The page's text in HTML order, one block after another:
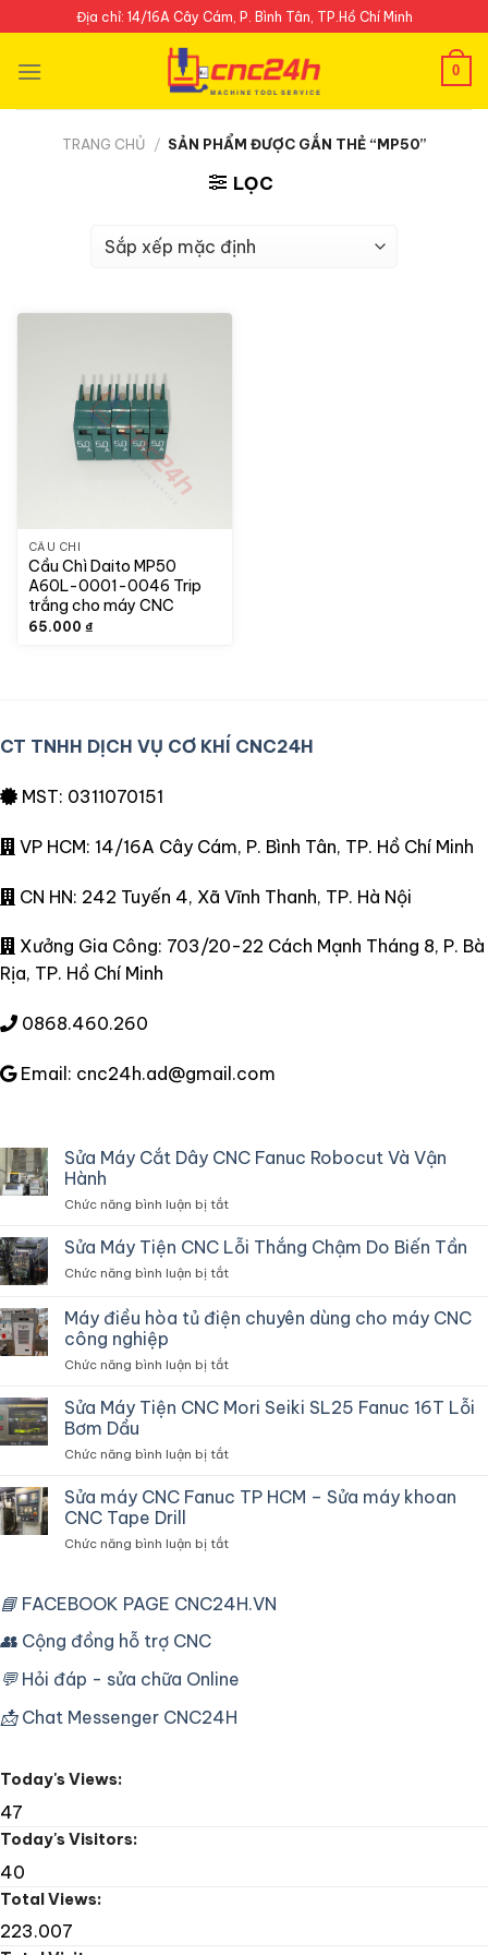
to
content
Địa chỉ: 14/16A Cây Cám, P. Bình Tân, TP.Hồ Chí Minh
0
TRANG CHỦ / SẢN PHẨM ĐƯỢC GẮN THẺ “MP50”
LỌC
CẦU CHÌ
Cầu Chì Daito MP50
A60L-0001-0046 Trip
trắng cho máy CNC
65.000 ₫
CT TNHH DỊCH VỤ CƠ KHÍ CNC24H
MST: 0311070151
VP HCM: 14/16A Cây Cám, P. Bình Tân, TP. Hồ Chí Minh
CN HN: 242 Tuyến 4, Xã Vĩnh Thanh, TP. Hà Nội
Xưởng Gia Công: 703/20-22 Cách Mạnh Tháng 8, P. Bà
Rịa, TP. Hồ Chí Minh
0868.460.260
Email: cnc24h.ad@gmail.com
Sửa Máy Cắt Dây CNC Fanuc Robocut Và Vận
Hành
Chức năng bình luận bị tắtở
Máy
Cắt
Dây
Fanuc
Robocut
Vận
Sửa Máy Tiện CNC Lỗi Thắng Chậm Do Biến Tần
Chức năng bình luận bị tắtở
Tiện
Lỗi
Chậm
Tần
Máy điều hòa tủ điện chuyên dùng cho máy CNC
công nghiệp
Chức năng bình luận bị tắtở
điều
hòa
điện
dùng
CNC
Sửa Máy Tiện CNC Mori Seiki SL25 Fanuc 16T Lỗi
Bơm Dầu
Chức năng bình luận bị tắtở
Máy
Tiện
Mori
Fanuc
Dầu
Sửa máy CNC Fanuc TP HCM – Sửa máy khoan
CNC Tape Drill
Chức năng bình luận bị tắtở
CNC
–
Sửa
máy
khoan
📘 FACEBOOK PAGE CNC24H.VN
👥 Cộng đồng hỗ trợ CNC
💬Hỏi đáp - sửa chữa Online
📩Chat Messenger CNC24H
Today's Views:
47
Today's Visitors:
40
Total Views:
223.007